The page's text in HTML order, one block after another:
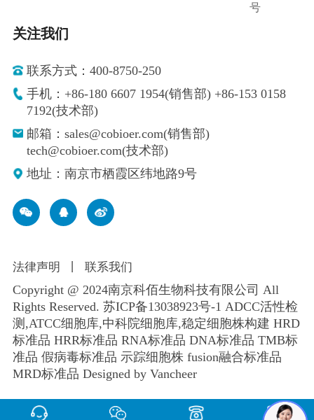
号
关注我们
联系方式：400-8750-250
手机：+86-180 6607 1954(销售部) +86-153 0158
7192(技术部)
邮箱：sales@cobioer.com(销售部)
tech@cobioer.com(技术部)
地址：南京市栖霞区纬地路9号
法律声明 联系我们
Copyright @ 2024南京科佰生物科技有限公司 All
Rights Reserved. 苏ICP备13038923号-1 ADCC活性检
测,ATCC细胞库,中科院细胞库,稳定细胞株构建 HRD
标准品 HRR标准品 RNA标准品 DNA标准品 TMB标
准品 假病毒标准品 示踪细胞株 fusion融合标准品
MRD标准品 Designed by Vancheer